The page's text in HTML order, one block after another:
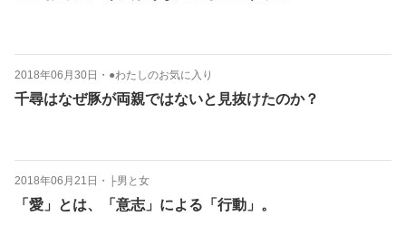
2018年06月30日 ・ ●わたしのお気に入り
千尋はなぜ豚が両親ではないと見抜けたのか？
2018年06月21日 ・ ├男と女
「愛」とは、「意志」による「行動」。